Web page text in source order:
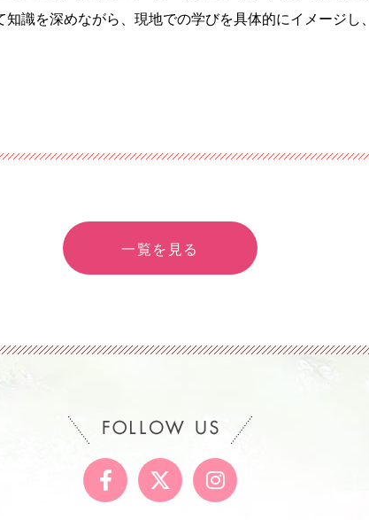
識を深めながら、 現地での学びを具体的にイメージし、
一覧を見る